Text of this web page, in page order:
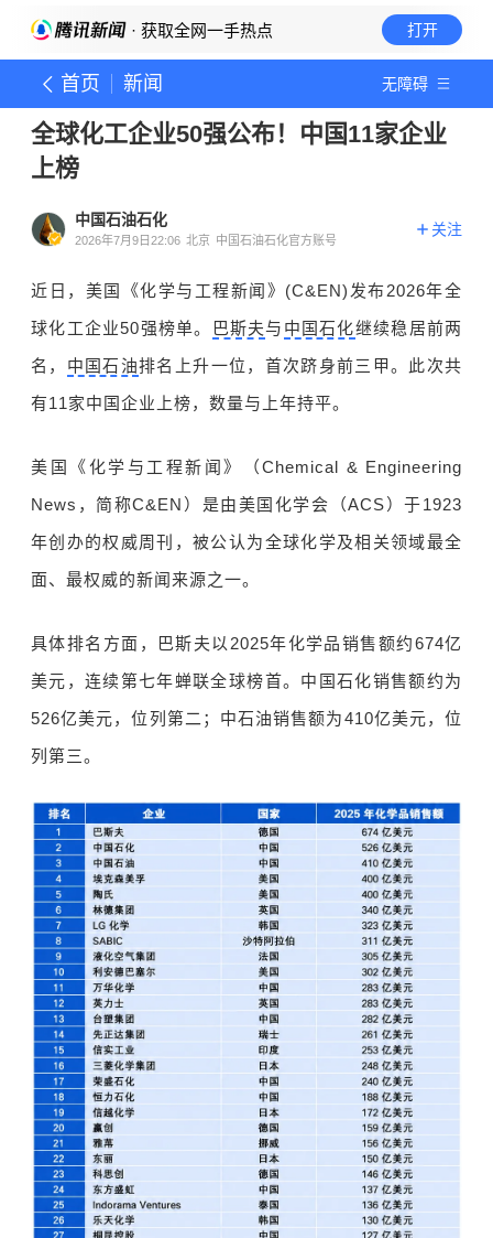
· 获取全网一手热点 打开
首页 新闻 无障碍
全球化工企业50强公布！中国11家企业
上榜
中国石油石化
2026年7月9日22:06 北京 中国石油石化官方账号
关注
近日，美国《化学与工程新闻》(C&EN)发布2026年全
球化工企业50强榜单。
巴斯夫与 中国石化继续稳居前两
名， 中国石油排名上升一位，首次跻身前三甲。此次共
有11家中国企业上榜，数量与上年持平。
美国《化学与工程新闻》（Chemical & Engineering
News，简称C&EN）是由美国化学会（ACS）于1923
年创办的权威周刊，被公认为全球化学及相关领域最全
面、最权威的新闻来源之一。
具体排名方面，巴斯夫以2025年化学品销售额约674亿
美元，连续第七年蝉联全球榜首。中国石化销售额约为
526亿美元，位列第二；中石油销售额为410亿美元，位
列第三。